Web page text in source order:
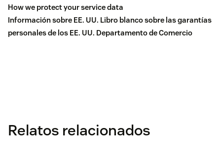
How we protect your service data
Información sobre EE. UU. Libro blanco sobre las garantías
personales de los EE. UU. Departamento de Comercio
Relatos relacionados